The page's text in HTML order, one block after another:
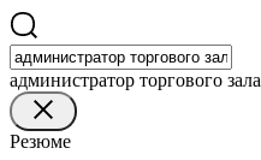
администратор торгового зала
Резюме